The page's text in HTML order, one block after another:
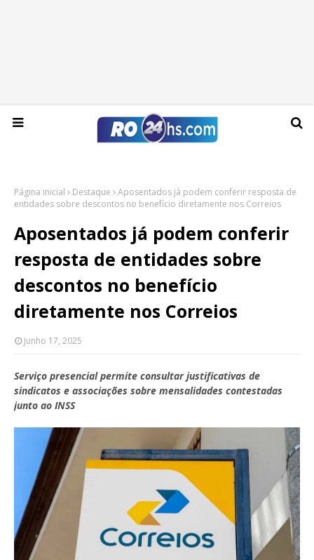
Sexta-feira, 07 de agosto de 2026
Página inicial Destaque
Aposentados já podem conferir resposta de
entidades sobre descontos no benefício diretamente nos Correios
Aposentados já podem conferir
resposta de entidades sobre
descontos no benefício
diretamente nos Correios
Junho 17, 2025
Serviço presencial permite consultar justificativas de
sindicatos e associações sobre mensalidades contestadas
junto ao INSS